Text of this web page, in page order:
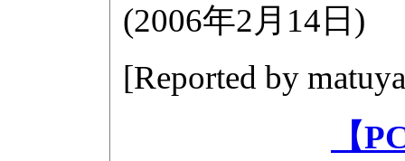
(2006年2月14日 )
[Reported by
【